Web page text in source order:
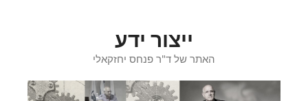
ייצור ידע
האתר של ד"ר פנחס יחזקאלי